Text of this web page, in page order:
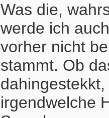
Was die,
werde ich
vorher nicht
stammt. Ob
irgendwelche